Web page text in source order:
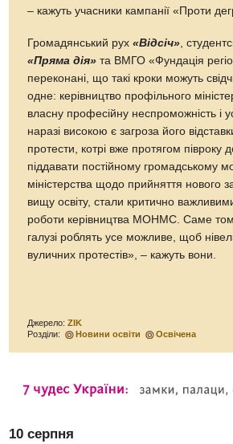
– кажуть учасники кампанії «Проти
Громадянський рух«Відсіч» ,
«Пряма дія» та ВМГО «Фундація
переконані, що такі кроки можуть
одне: керівництво профільного
власну професійну неспроможність і
наразі високою є загроза його
протести, котрі вже протягом півроку
піддавати постійному громадському
міністерства щодо прийняття нового
вищу освіту, стали критично
роботи керівництва МОНМС. Саме
галузі роблять усе можливе, щоб
вуличних протестів», – кажуть вони.
Джерело:ZIK
Розділи:
Новини освіти Освічена
10 серпня